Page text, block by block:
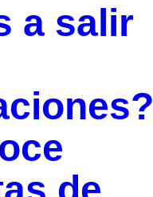
a salir